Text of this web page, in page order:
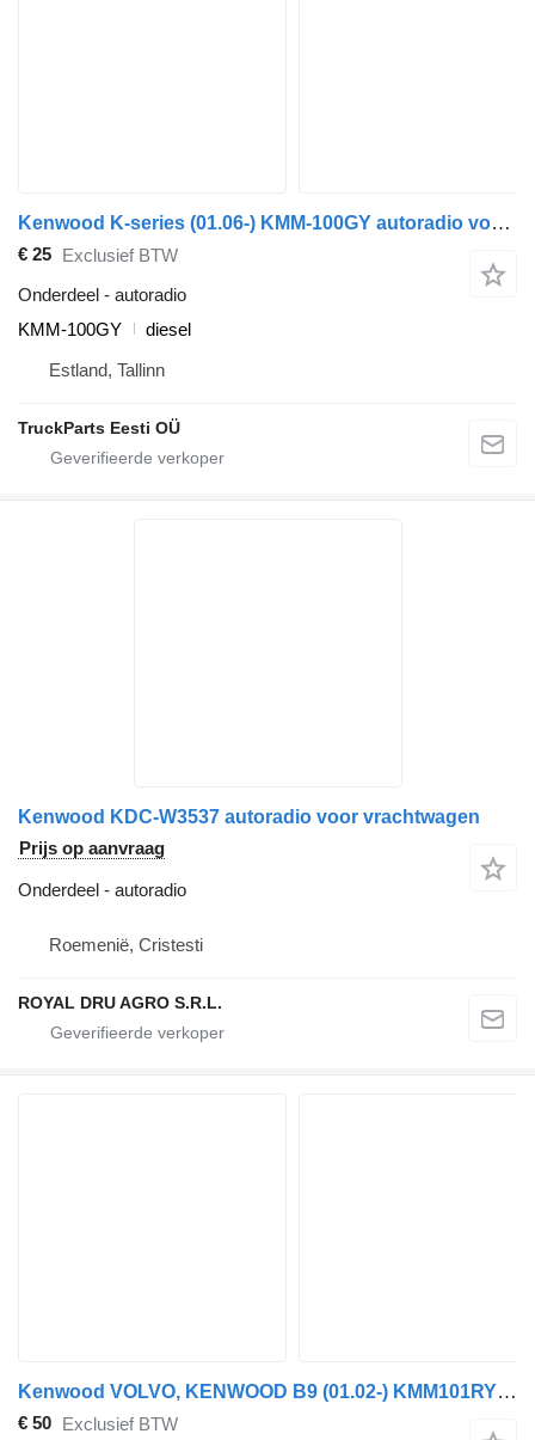
Kenwood K-series (01.06-) KMM-100GY autoradio voor Scania K,N,F-series bus (2006-)
€ 25 Exclusief BTW
Onderdeel - autoradio
KMM-100GY
diesel
Estland, Tallinn
TruckParts Eesti OÜ
Kenwood KDC-W3537 autoradio voor vrachtwagen
Prijs op aanvraag
Onderdeel - autoradio
Roemenië, Cristesti
ROYAL DRU AGRO S.R.L.
Kenwood VOLVO, KENWOOD B9 (01.02-) KMM101RY autoradio voor Volvo B6, B7, B9, B10, B12 bus (1978-2011)
€ 50 Exclusief BTW